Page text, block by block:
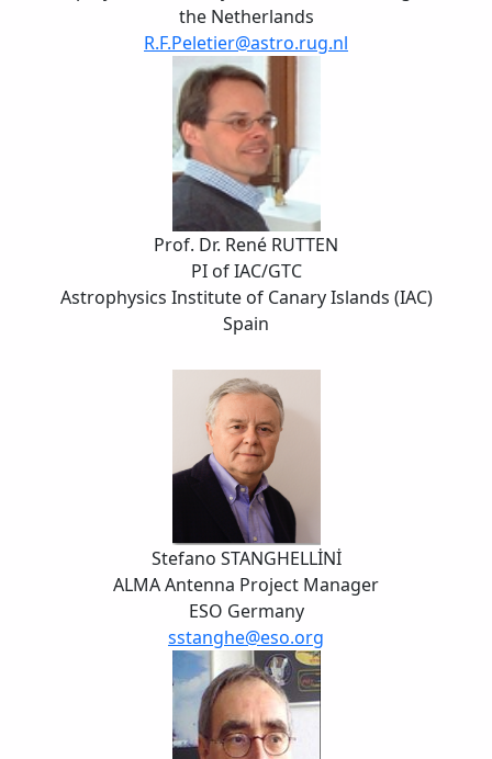
the Netherlands
R.F.Peletier@astro.rug.nl
Prof. Dr. René RUTTEN
PI of IAC/GTC
Astrophysics Institute of Canary Islands (IAC)
Spain
Stefano STANGHELLİNİ
ALMA Antenna Project Manager
ESO Germany
sstanghe@eso.org